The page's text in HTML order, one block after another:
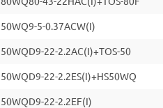
50WQ9-5-0.37ACW(I)
50WQD9-22-2.2AC(I)+TOS-50
50WQD9-22-2.2ES(I)+HS50WQ
50WQD9-22-2.2EF(I)